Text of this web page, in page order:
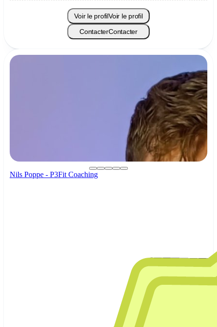
Voir le profilVoir le profil
ContacterContacter
Nils Poppe - P3Fit Coaching